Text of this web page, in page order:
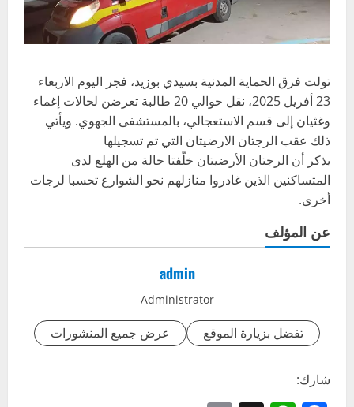
تولت فرق الحماية المدنية بسيدي بوزيد، فجر اليوم الاربعاء
23 أفريل 2025، نقل حوالي 20 طالبة تعرضن لحالات إغماء
وغثيان إلى قسم الاستعجالي، بالمستشفى الجهوي. ويأتي
ذلك عقب الرجتان الارضيتان التي تم تسجيلها
يذكر أن الرجتان الأرضيتان خلّفتا حالة من الهلع لدى
المتساكنين الذين غادروا منازلهم نحو الشوارع تحسبا لرجات
أخرى.
عن المؤلف
admin
Administrator
تفضل بزيارة الموقع عرض جميع المنشورات
شارك: